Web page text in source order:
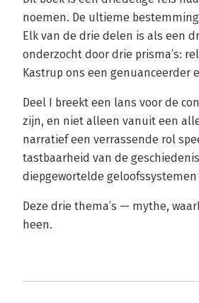
noemen. De ultieme
Elk van de drie delen is als een
onderzocht door drie prisma’s:
Kastrup ons een genuanceerder
Deel I breekt een lans voor de
zijn, en niet alleen vanuit een
narratief een verrassende rol
tastbaarheid van de
diepgewortelde
Deze drie thema’s — mythe,
heen.